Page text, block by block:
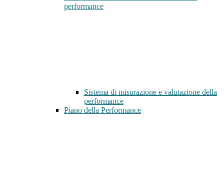
performance
Sistema di misurazione e valutazione della
performance
Piano della Performance